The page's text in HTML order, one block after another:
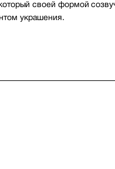
своей формой
украшения.